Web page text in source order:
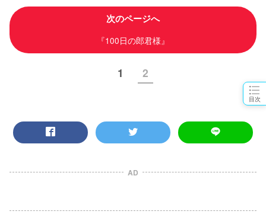
目次
次のページへ
『100日の郎君様』
1 2
AD